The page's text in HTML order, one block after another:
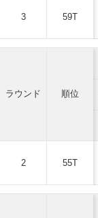
3 59T
ラウンド 順位
2 55T